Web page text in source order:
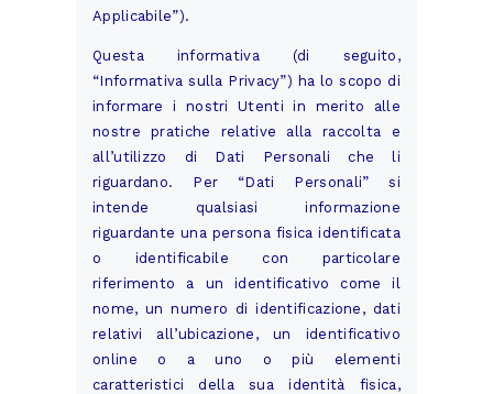
Applicabile”).
Questa informativa (di seguito,
“Informativa sulla Privacy”) ha lo scopo di
informare i nostri Utenti in merito alle
nostre pratiche relative alla raccolta e
all’utilizzo di Dati Personali che li
riguardano. Per “Dati Personali” si
intende qualsiasi informazione
riguardante una persona fisica identificata
o identificabile con particolare
riferimento a un identificativo come il
nome, un numero di identificazione, dati
relativi all’ubicazione, un identificativo
online o a uno o più elementi
caratteristici della sua identità fisica,